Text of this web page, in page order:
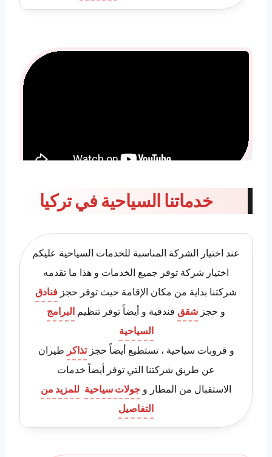
خدماتنا السياحية في تركيا
عند اختيار الشركة المناسبة للخدمات السياحية عليكم
اختيار شركة توفر جميع الخدمات و هذا ما تقدمه
شركتنا بداية من مكان الإقامة حيث توفر حجز فنادق
و حجز شقق فندقية و أيضاً توفر تنظيمالبرامج
السياحية
و قروبات سياحية ، تستطيع أيضاً حجزتذاكرطيران
عن طريق شركتنا التي توفر أيضاً خدمات
الاستقبال من المطار وجولات سياحية للمزيد من
التفاصيل